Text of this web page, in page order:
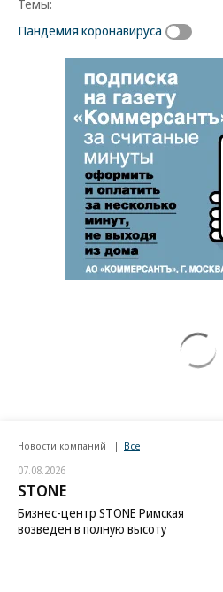
Темы:
Пандемия коронавируса
Новости компаний Все
07.08.2026
STONE
Бизнес-центр STONE Римская
возведен в полную высоту